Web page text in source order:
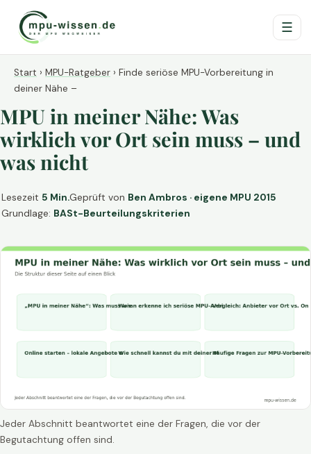
☰
Start › MPU-Ratgeber › Finde seriöse MPU-Vorbereitung in
deiner Nähe –
MPU in meiner Nähe: Was
wirklich vor Ort sein muss – und
was nicht
Lesezeit 5 Min.Geprüft von Ben Ambros · eigene MPU 2015
Grundlage: BASt-Beurteilungskriterien
Jeder Abschnitt beantwortet eine der Fragen, die vor der
Begutachtung offen sind.